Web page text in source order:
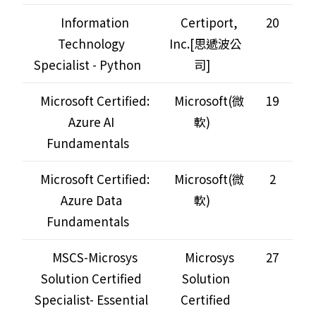
Information
Technology
Specialist - Python
Certiport,
Inc.[思遞波公
司]
20
Microsoft Certified:
Azure AI
Fundamentals
Microsoft(微
軟)
19
Microsoft Certified:
Azure Data
Fundamentals
Microsoft(微
軟)
2
MSCS-Microsys
Solution Certified
Specialist- Essential
Microsys
Solution
Certified
27